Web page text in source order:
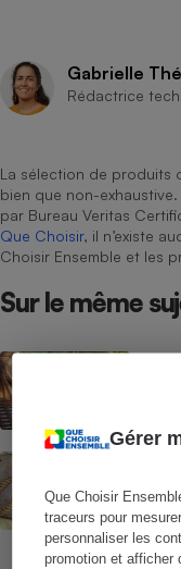
Gérer
Que Choisir
traceurs pour
personnaliser les
promotion et afficher
Gabrielle
Rédactrice
La sélection de produits
bien que non-
par Bureau Veritas
Que Choisir, il n’existe
Choisir Ensemble et les
Sur le même
Test